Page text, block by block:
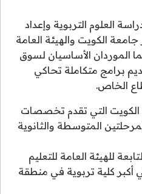
العلوم التربوية وإعداد
الكويت والهيئة العامة
الموردان الأساسيان لسوق
برامج متكاملة تحاكي
الخاص.
الكويت التي تقدم تخصصات
المتوسطة والثانوية
للهيئة العامة للتعليم
أكبر كلية تربوية في منطقة